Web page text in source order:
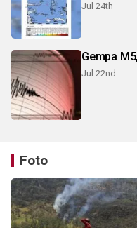
Jul 24th
Gempa
Jul 22nd
Foto